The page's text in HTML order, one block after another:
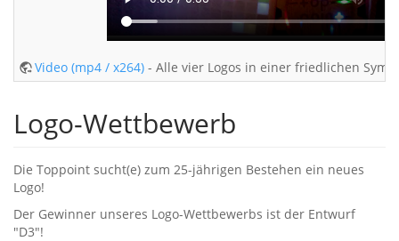
Video (mp4 / x264) - Alle vier Logos in einer friedlichen
Logo-Wettbewerb
Die Toppoint sucht(e) zum 25-jährigen Bestehen ein neues
Logo!
Der Gewinner unseres Logo-Wettbewerbs ist der Entwurf
"D3"!